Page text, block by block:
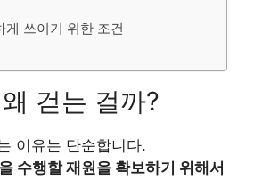
게 쓰이기 위한 조건
걷는 걸까?
이유는 단순합니다.
수행할 재원을 확보하기 위해서